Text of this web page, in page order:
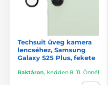
Techsuit üveg kamera
lencséhez, Samsung
Galaxy S25 Plus, fekete
Raktáron, kedden 8. 11. Önnél